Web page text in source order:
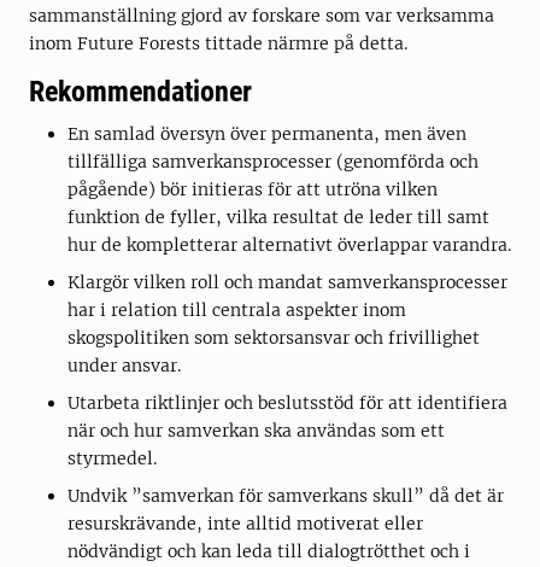
sammanställning gjord av forskare som var verksamma
inom Future Forests tittade närmre på detta.
Rekommendationer
En samlad översyn över permanenta, men även
tillfälliga samverkansprocesser (genomförda och
pågående) bör initieras för att utröna vilken
funktion de fyller, vilka resultat de leder till samt
hur de kompletterar alternativt överlappar varandra.
Klargör vilken roll och mandat samverkansprocesser
har i relation till centrala aspekter inom
skogspolitiken som sektorsansvar och frivillighet
under ansvar.
Utarbeta riktlinjer och beslutsstöd för att identifiera
när och hur samverkan ska användas som ett
styrmedel.
Undvik ”samverkan för samverkans skull” då det är
resurskrävande, inte alltid motiverat eller
nödvändigt och kan leda till dialogtrötthet och i